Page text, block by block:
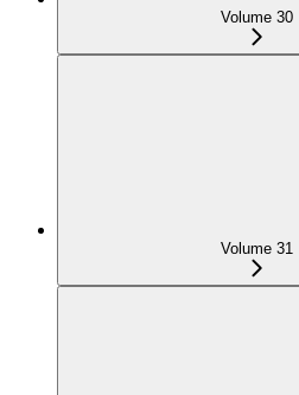
Volume 30
Volume 31